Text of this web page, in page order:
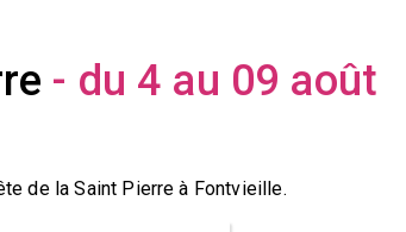
- du 4 au 09 août
de la Saint Pierre à Fontvieille.